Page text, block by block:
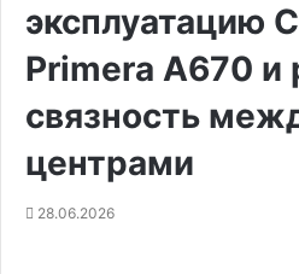
эксплуатацию
Primera A670 и
связность
центрами
28.06.2026